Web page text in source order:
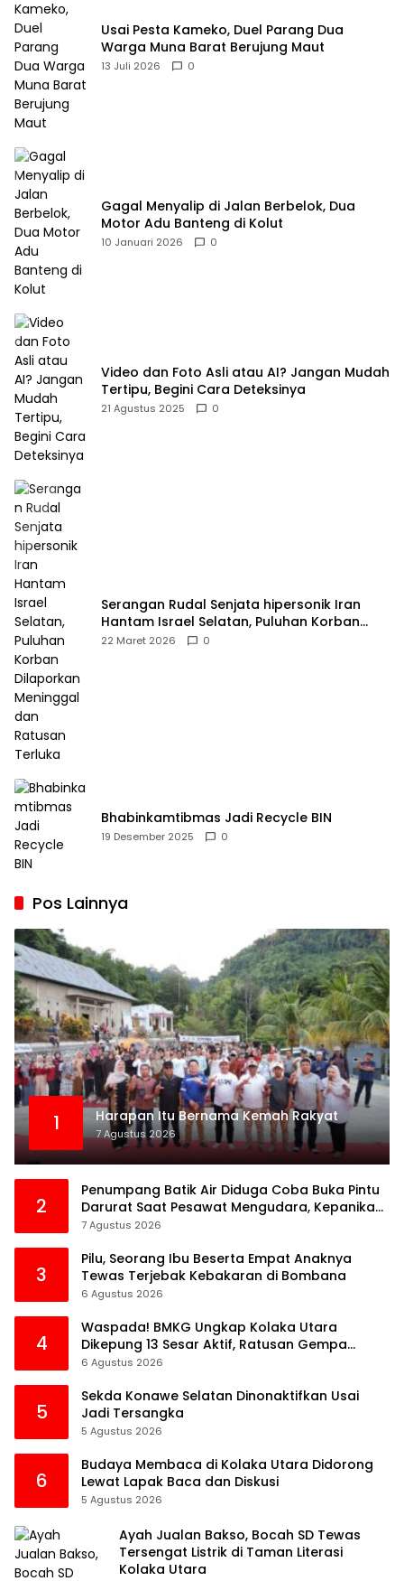
Usai Pesta Kameko, Duel Parang Dua
Warga Muna Barat Berujung Maut
13 Juli 2026 0
Gagal Menyalip di Jalan Berbelok, Dua
Motor Adu Banteng di Kolut
10 Januari 2026 0
Video dan Foto Asli atau AI? Jangan Mudah
Tertipu, Begini Cara Deteksinya
21 Agustus 2025 0
Serangan Rudal Senjata hipersonik Iran
Hantam Israel Selatan, Puluhan Korban
Dilaporkan Meninggal dan Ratusan Terluka
22 Maret 2026 0
Bhabinkamtibmas Jadi Recycle BIN
19 Desember 2025 0
Pos Lainnya
1 Harapan Itu Bernama Kemah Rakyat
7 Agustus 2026
2
Penumpang Batik Air Diduga Coba Buka Pintu
Darurat Saat Pesawat Mengudara, Kepanikan
Pecah di Dalam Kabin
7 Agustus 2026
3
Pilu, Seorang Ibu Beserta Empat Anaknya
Tewas Terjebak Kebakaran di Bombana
6 Agustus 2026
4
Waspada! BMKG Ungkap Kolaka Utara
Dikepung 13 Sesar Aktif, Ratusan Gempa
Sudah Terekam
6 Agustus 2026
5
Sekda Konawe Selatan Dinonaktifkan Usai
Jadi Tersangka
5 Agustus 2026
6
Budaya Membaca di Kolaka Utara Didorong
Lewat Lapak Baca dan Diskusi
5 Agustus 2026
Ayah Jualan Bakso, Bocah SD Tewas
Tersengat Listrik di Taman Literasi
Kolaka Utara